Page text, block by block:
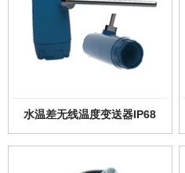
水温差无线温度变送器IP68